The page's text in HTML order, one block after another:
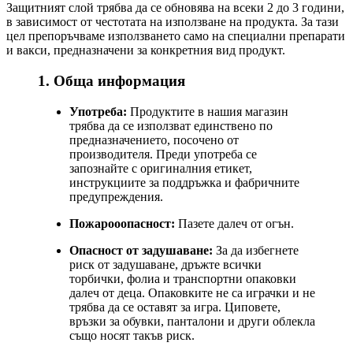
Защитният слой трябва да се обновява на всеки 2 до 3 години,
в зависимост от честотата на използване на продукта. За тази
цел препоръчваме използването само на специални препарати
и вакси, предназначени за конкретния вид продукт.
1. Обща информация
Употреба: Продуктите в нашия магазин
трябва да се използват единствено по
предназначението, посочено от
производителя. Преди употреба се
запознайте с оригиналния етикет,
инструкциите за поддръжка и фабричните
предупреждения.
Пожарооопасност: Пазете далеч от огън.
Опасност от задушаване: За да избегнете
риск от задушаване, дръжте всички
торбички, фолиа и транспортни опаковки
далеч от деца. Опаковките не са играчки и не
трябва да се оставят за игра. Циповете,
връзки за обувки, панталони и други облекла
също носят такъв риск.